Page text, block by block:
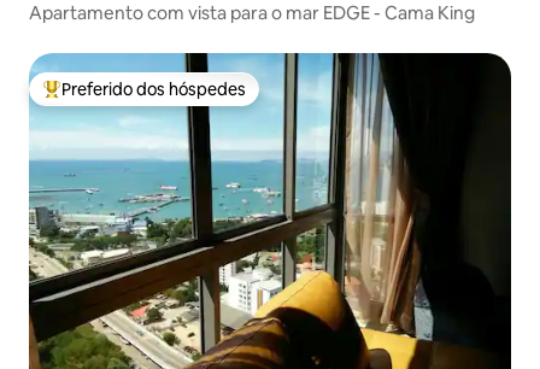
Apartamento com vista para o mar EDGE - Cama King
Entre os melhores preferidos dos hóspedes
Preferido dos hóspedes